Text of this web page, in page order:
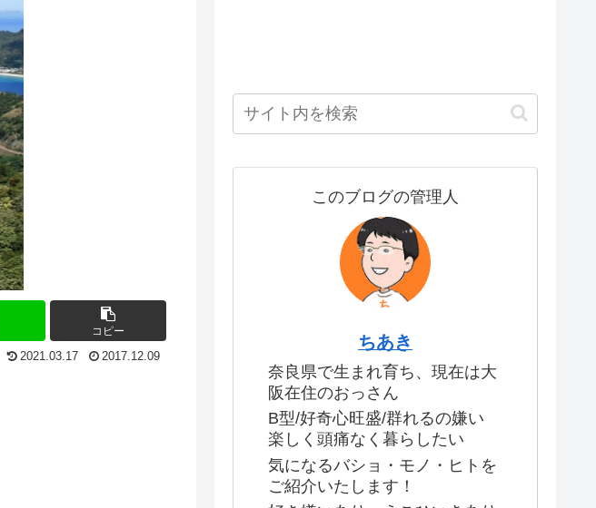
コピー
2021.03.17 2017.12.09
このブログの管理人
ちあき
奈良県で生まれ育ち、現在は大
阪在住のおっさん
B型/好奇心旺盛/群れるの嫌い
楽しく頭痛なく暮らしたい
気になるバショ・モノ・ヒトを
ご紹介いたします！